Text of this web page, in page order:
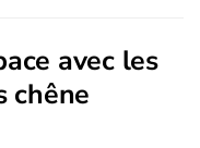
avec les
chêne